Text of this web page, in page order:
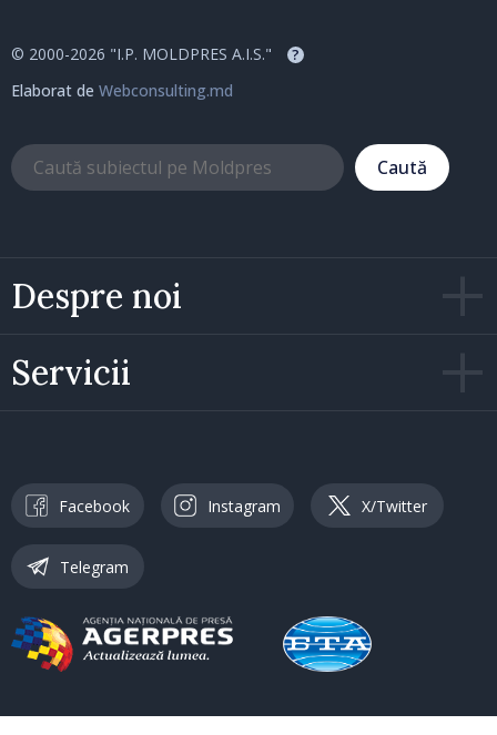
Despre noi
Servicii
© 2000-2026 "I.P. MOLDPRES A.I.S." ?
Elaborat de Webconsulting.md
Caută
Facebook Instagram X/Twitter
Telegram